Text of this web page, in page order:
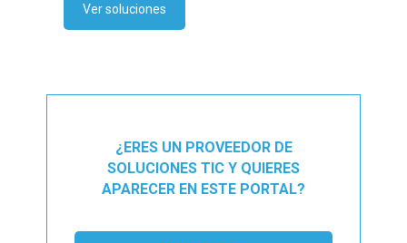
Ver soluciones
¿ERES UN PROVEEDOR DE
SOLUCIONES TIC Y QUIERES
APARECER EN ESTE PORTAL?